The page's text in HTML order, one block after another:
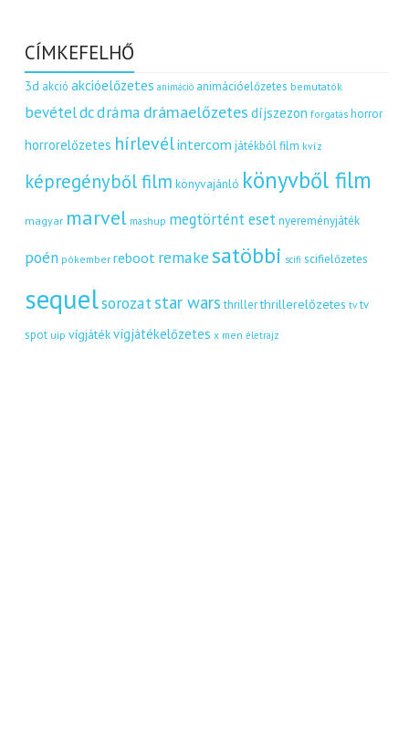
CÍMKEFELHŐ
3d akció akcióelőzetes animáció animációelőzetes bemutatók
bevételdcdráma drámaelőzetes díjszezon forgatás horror
horrorelőzetes hírlevélintercom játékból film kvíz
képregényből film könyvajánló könyvből film
magyar marvel mashup megtörtént eset nyereményjáték
poén pókember reboot remakesatöbbi scifi scifielőzetes
sequelsorozatstar wars thriller thrillerelőzetes tv tv
spot uip vígjátékvígjátékelőzetes x men életrajz